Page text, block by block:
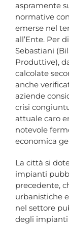
aspramente
normative
emerse nel
all’Ente. Per
Sebastiani
Produttive),
calcolate
anche
aziende
crisi
attuale caro
notevole
economica
La città si
impianti
precedente,
urbanistiche
nel settore
degli impianti